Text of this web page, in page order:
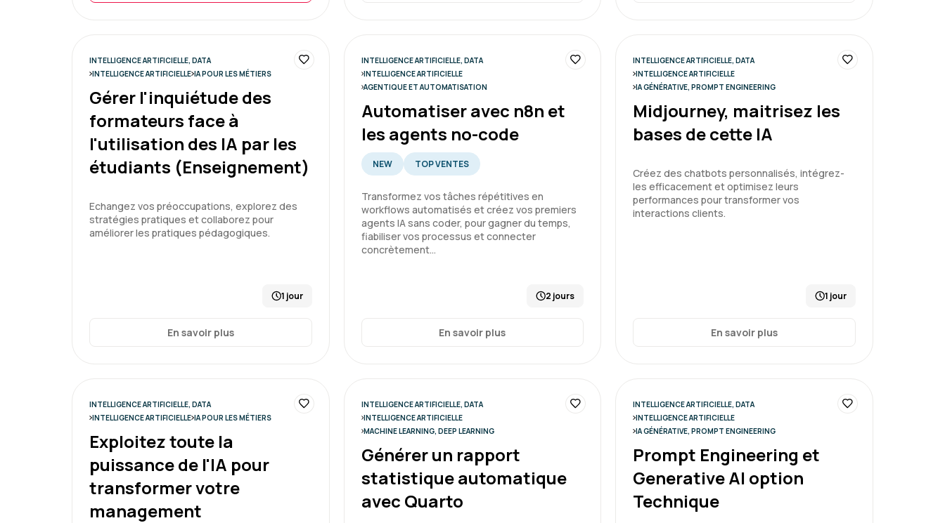
Bravo à Aelion et bravo à notre Formateur. Encore merci!
Formation : IA générative, état de l'art
Le 19/05/2026 5
Très bonne formation, correspond à mes attentes. Contenu adapté
et formateur pédagogue.
Formation riche. Au delà des exemples et de la pratique, elle m'a
donné une vision large sur l'IA générative, ces opportunités, ses
usages, ...
INTELLIGENCE ARTIFICIELLE, DATA
INTELLIGENCE ARTIFICIELLE IA POUR LES MÉTIERS
Gérer l'inquiétude des
formateurs face à
l'utilisation des IA par les
étudiants (Enseignement)
Echangez vos préoccupations, explorez des
stratégies pratiques et collaborez pour
améliorer les pratiques pédagogiques.
1 jour
En savoir plus
INTELLIGENCE ARTIFICIELLE, DATA
INTELLIGENCE ARTIFICIELLE
AGENTIQUE ET AUTOMATISATION
Automatiser avec n8n et
les agents no-code
NEW TOP VENTES
Transformez vos tâches répétitives en
workflows automatisés et créez vos premiers
agents IA sans coder, pour gagner du temps,
fiabiliser vos processus et connecter
concrètement…
2 jours
En savoir plus
INTELLIGENCE ARTIFICIELLE, DATA
INTELLIGENCE ARTIFICIELLE
IA GÉNÉRATIVE, PROMPT ENGINEERING
Midjourney, maitrisez les
bases de cette IA
Créez des chatbots personnalisés, intégrez-
les efficacement et optimisez leurs
performances pour transformer vos
interactions clients.
1 jour
En savoir plus
INTELLIGENCE ARTIFICIELLE, DATA
INTELLIGENCE ARTIFICIELLE IA POUR LES MÉTIERS
Exploitez toute la
puissance de l'IA pour
transformer votre
management
INTELLIGENCE ARTIFICIELLE, DATA
INTELLIGENCE ARTIFICIELLE
MACHINE LEARNING, DEEP LEARNING
Générer un rapport
statistique automatique
avec Quarto
INTELLIGENCE ARTIFICIELLE, DATA
INTELLIGENCE ARTIFICIELLE
IA GÉNÉRATIVE, PROMPT ENGINEERING
Prompt Engineering et
Generative AI option
Technique